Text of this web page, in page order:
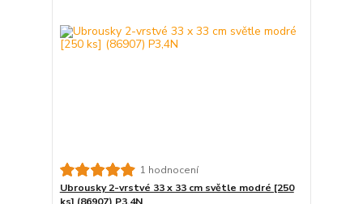
1 hodnocení
Ubrousky 2-vrstvé 33 x 33 cm světle modré [250